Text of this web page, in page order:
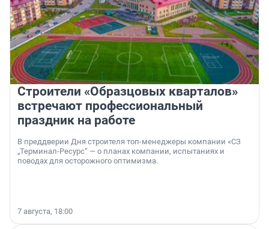
Строители «Образцовых кварталов»
встречают профессиональный
праздник на работе
В преддверии Дня строителя топ-менеджеры компании «СЗ
„Терминал-Ресурс“ — о планах компании, испытаниях и
поводах для осторожного оптимизма.
7 августа, 18:00